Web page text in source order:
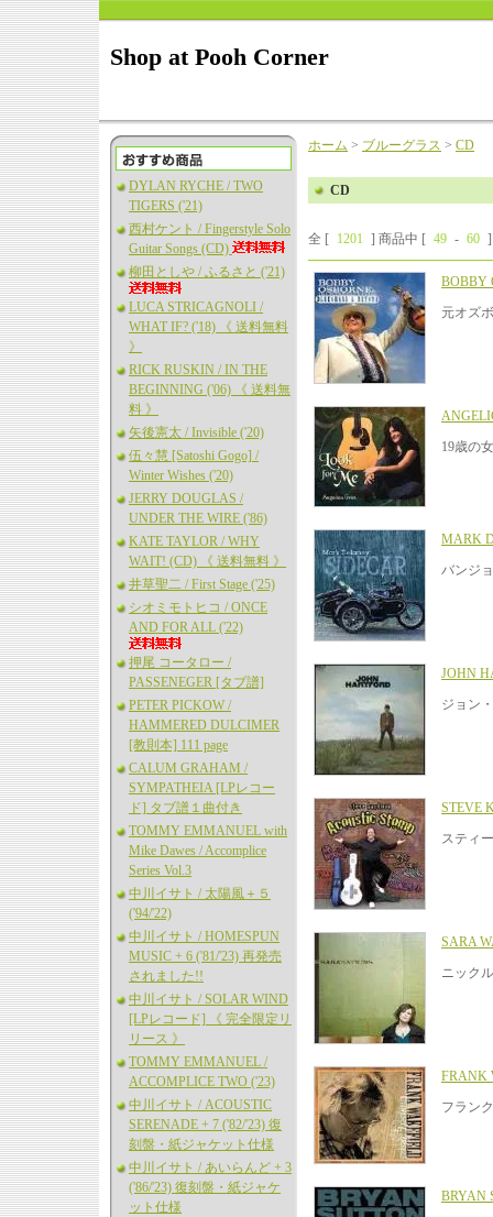
Shop at Pooh Corner
DYLAN RYCHE / TWO
TIGERS ('21)
西村ケント / Fingerstyle Solo
Guitar Songs (CD)
柳田としや / ふるさと ('21)
LUCA STRICAGNOLI /
WHAT IF? ('18) 《 送料無料
》
RICK RUSKIN / IN THE
BEGINNING ('06) 《 送料無
料 》
矢後憲太 / Invisible ('20)
伍々慧 [Satoshi Gogo] /
Winter Wishes ('20)
JERRY DOUGLAS /
UNDER THE WIRE ('86)
KATE TAYLOR / WHY
WAIT! (CD) 《 送料無料 》
井草聖二 / First Stage ('25)
シオミモトヒコ / ONCE
AND FOR ALL ('22)
押尾 コータロー /
PASSENEGER [タブ譜]
PETER PICKOW /
HAMMERED DULCIMER
[教則本] 111 page
CALUM GRAHAM /
SYMPATHEIA [LPレコー
ド] タブ譜１曲付き
TOMMY EMMANUEL with
Mike Dawes / Accomplice
Series Vol.3
中川イサト / 太陽風＋５
('94/'22)
中川イサト / HOMESPUN
MUSIC + 6 ('81/'23) 再発売
されました!!
中川イサト / SOLAR WIND
[LPレコード] 《 完全限定リ
リース 》
TOMMY EMMANUEL /
ACCOMPLICE TWO ('23)
中川イサト / ACOUSTIC
SERENADE + 7 ('82/'23) 復
刻盤・紙ジャケット仕様
中川イサト / あいらんど + 3
('86/'23) 復刻盤・紙ジャケ
ット仕様
ホーム > ブルーグラス > CD
CD
全 [ 1201 ] 商品中 [ 49 - 60
BOBBY
元オズ
19歳の
MARK
バンジ
JOHN
ジョン
STEVE
スティ
SARA
ニック
FRANK
フラン
BRYAN